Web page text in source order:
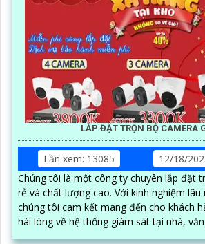
LẮP ĐẶT TRỌN BỘ CAMERA
Lần xem: 13085
12/18/
Chúng tôi là một công ty chuyên lắp đặt
rẻ và chất lượng cao. Với kinh nghiệm lâu năm trong ngành,
chúng tôi cam kết mang đến cho khách
hài lòng về hệ thống giám sát tại nhà,
hàng của mình